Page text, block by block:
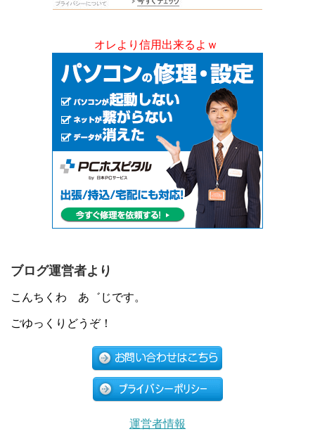
オレより信用出来るよｗ
ブログ運営者より
こんちくわ あ゛じです。
ごゆっくりどうぞ！
運営者情報